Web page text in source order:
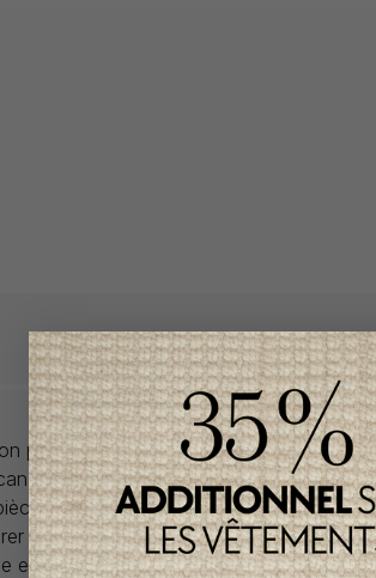
propose des collections pour de
à prix imbattables. Nous
de saisons en saisons. Si un
car la plupart du temps, les articles
et en un seul exemplaire. Profitez de la